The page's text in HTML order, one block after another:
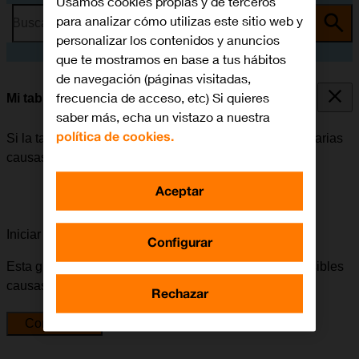
Busca por problema o tema
Mi tablet no tiene conexión a internet
Si la tablet no tiene conexión a internet, puede haber varias
causas posibles al problema.
Iniciar la guía para solucionar tu problema
Esta guía te va a conducir a través de una serie de posibles
causas y soluciones al problema.
Comenzar
para analizar cómo utilizas este sitio web y
personalizar los contenidos y anuncios
que te mostramos en base a tus hábitos
de navegación (páginas visitadas,
frecuencia de acceso, etc) Si quieres
saber más, echa un vistazo a nuestra
política de cookies.
Configurar
Rechazar
Aceptar